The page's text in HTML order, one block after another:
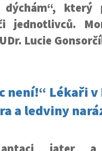
dýchám“, který
jednotlivců.
Lucie
není!“ Lékaři v
a ledviny